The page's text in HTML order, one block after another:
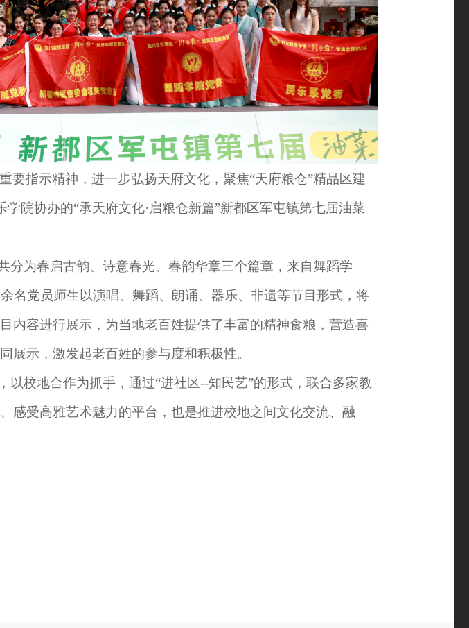
要指示精神，进一步弘扬天府文化，聚焦“天府粮仓”精品区建
院协办的“承天府文化·启粮仓新篇”新都区军屯镇第七届油菜
分为春启古韵、诗意春光、春韵华章三个篇章，来自舞蹈学
名党员师生以演唱、舞蹈、朗诵、器乐、非遗等节目形式，将
内容进行展示，为当地老百姓提供了丰富的精神食粮，营造喜
展示，激发起老百姓的参与度和积极性。
以校地合作为抓手，通过“进社区--知民艺”的形式，联合多家教
感受高雅艺术魅力的平台，也是推进校地之间文化交流、融